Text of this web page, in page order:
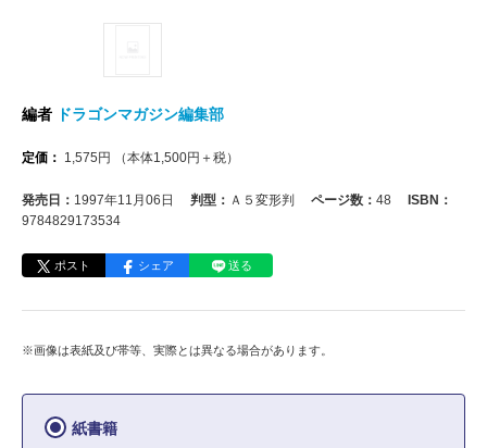
編者 ドラゴンマガジン編集部
定価： 1,575 円 （本体1,500円＋税）
発売日： 1997年11月06日 判型： Ａ５変形判 ページ数： 48
ISBN：
9784829173534
ポスト シェア 送る
※画像は表紙及び帯等、実際とは異なる場合があります。
紙書籍